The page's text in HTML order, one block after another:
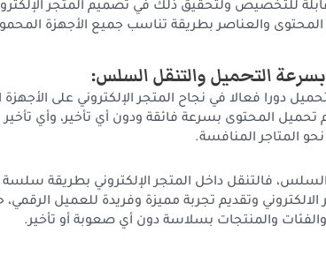
للتخصيص ولتحقيق ذلك في تصميم المتجر
والعناصر بطريقة تناسب جميع الأجهزة
بسرعة التحميل والتنقل السلس:
دورا فعالا في نجاح المتجر الإلكتروني على
تحميل المحتوى بسرعة فائقة ودون أي تأخير، وأي
نحو المتاجر المنافسة.
فالتنقل داخل المتجر الإلكتروني بطريقة
الالكتروني وتقديم تجربة مميزة وفريدة للعميل
والمنتجات بسلاسة دون أي صعوبة أو تأخير.